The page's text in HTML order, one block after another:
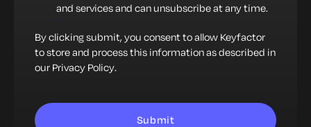
and services and can unsubscribe at any time.
*
By clicking submit, you consent to allow Keyfactor
to store and process this information as described in
our Privacy Policy.